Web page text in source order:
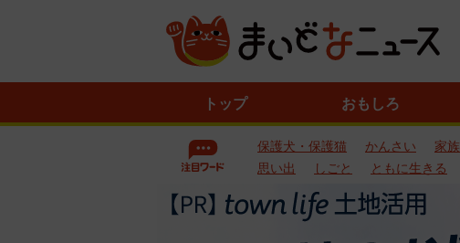
トップ おもしろ
保護犬・保護猫 かんさい 家族
思い出
しごと ともに生きる